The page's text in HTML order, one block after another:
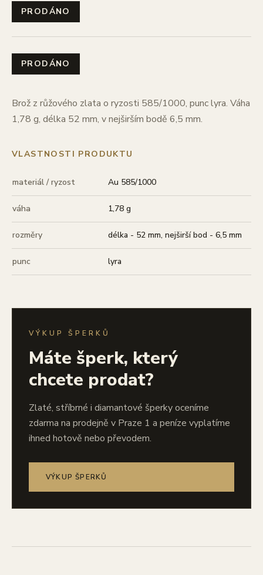
PRODÁNO
PRODÁNO
Brož z růžového zlata o ryzosti 585/1000, punc lyra. Váha
1,78 g, délka 52 mm, v nejširším bodě 6,5 mm.
VLASTNOSTI PRODUKTU
materiál / ryzost Au 585/1000
váha 1,78 g
rozměry délka - 52 mm, nejširší bod - 6,5 mm
punc lyra
VÝKUP ŠPERKŮ
Máte šperk, který
chcete prodat?
Zlaté, stříbrné i diamantové šperky oceníme
zdarma na prodejně v Praze 1 a peníze vyplatíme
ihned hotově nebo převodem.
VÝKUP ŠPERKŮ